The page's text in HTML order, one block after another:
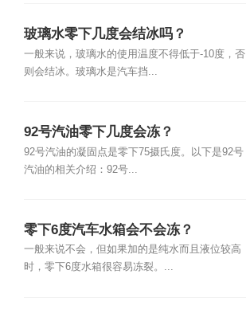
玻璃水零下几度会结冰吗？
一般来说，玻璃水的使用温度不得低于-10度，否
则会结冰。玻璃水是汽车挡...
92号汽油零下几度会冻？
92号汽油的凝固点是零下75摄氏度。以下是92号
汽油的相关介绍：92号...
零下6度汽车水箱会不会冻？
一般来说不会，但如果加的是纯水而且液位较高
时，零下6度水箱很容易冻裂。...